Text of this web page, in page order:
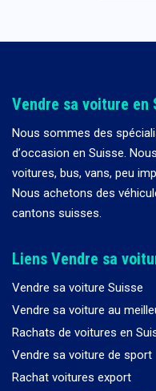
Vendre sa voiture en
Nous sommes des
d’occasion en Suisse.
voitures, bus, vans, peu
Nous achetons des
cantons suisses.
Liens Vendre sa
Vendre sa voiture Suisse
Vendre sa voiture au
Rachats de voitures en
Vendre sa voiture de sport
Rachat voitures export